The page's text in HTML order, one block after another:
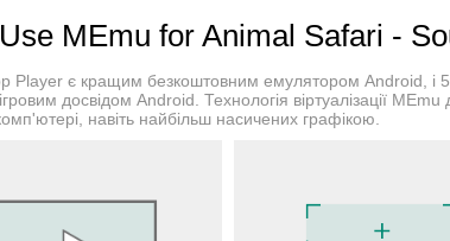
MEmu for Animal Safari -
Player є кращим безкоштовним емулятором Android, і
досвідом Android. Технологія віртуалізації
навіть найбільш насичених графікою.